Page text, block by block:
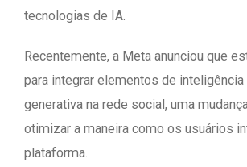
tecnologias de IA.
Recentemente, a Meta anunciou que
para integrar elementos de
generativa na rede social, uma
otimizar a maneira como os usuários
plataforma.